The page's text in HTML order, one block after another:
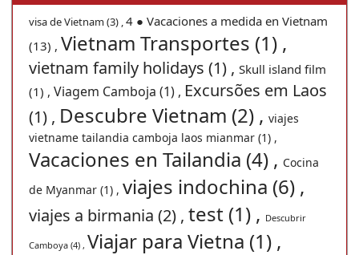
visa de Vietnam (3) ,4 ● Vacaciones a medida en Vietnam
(13) , Vietnam Transportes (1) ,
vietnam family holidays (1) , Skull island film
(1) , Viagem Camboja (1) , Excursões em Laos
(1) , Descubre Vietnam (2) , viajes
vietname tailandia camboja laos mianmar (1) ,
Vacaciones en Tailandia (4) , Cocina
de Myanmar (1) , viajes indochina (6) ,
viajes a birmania (2) , test (1) , Descubrir
Camboya (4) , Viajar para Vietna (1) ,